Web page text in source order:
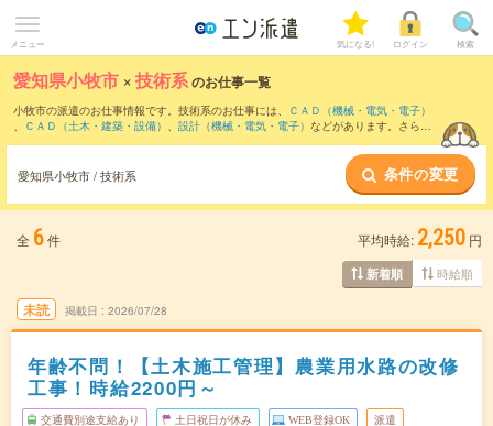
メニュー 気になる! ログイン 検索
愛知県小牧市 ×技術系のお仕事一覧
小牧市の派遣のお仕事情報です。技術系のお仕事には、
ＣＡＤ（機械・電気・電子）
、
ＣＡＤ（土木・建築・設備） 、 設計（機械・電気・電子） などがあります。さら
愛知県小牧市 / 技術系 条件の変更
全 6件 平均時給: 2,250 円
新着順 時給順
未読 掲載日 2026/07/28
年齢不問！【土木施工管理】農業用水路の改修
工事！時給2200円～
交通費別途支給あり 土日祝日が休み WEB登録OK 派遣